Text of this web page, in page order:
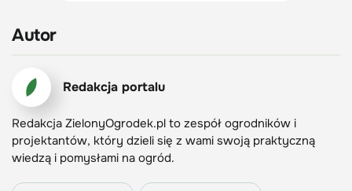
Autor
Redakcja portalu
Redakcja ZielonyOgrodek.pl to zespół ogrodników i
projektantów, który dzieli się z wami swoją praktyczną
wiedzą i pomysłami na ogród.